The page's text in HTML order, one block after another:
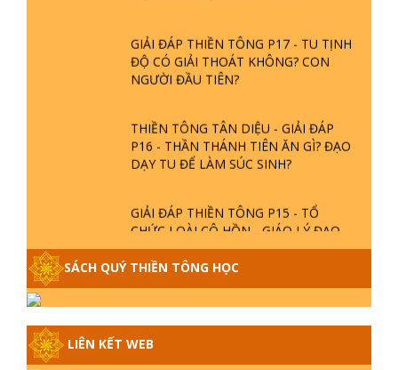
GIẢI ĐÁP THIỀN TÔNG P17 - TU TỊNH
ĐỘ CÓ GIẢI THOÁT KHÔNG? CON
NGƯỜI ĐẦU TIÊN?
THIỀN TÔNG TÂN DIỆU - GIẢI ĐÁP
P16 - THẦN THÁNH TIÊN ĂN GÌ? ĐẠO
DẠY TU ĐỂ LÀM SÚC SINH?
GIẢI ĐÁP THIỀN TÔNG P15 - TỔ
CHỨC LOÀI CÔ HỒN - GIÁO LÝ ĐẠO
GIẢI ĐÁP THIỀN TÔNG ĐẶC BIỆT -
P14 - NGUỒN GỐC ÂM LỊCH DƯƠNG
LỊCH - TẦNG BÌNH LƯU LỚN ĐẾN
ĐÂU
SÁCH QUÝ THIỀN TÔNG HỌC
LIÊN KẾT WEB